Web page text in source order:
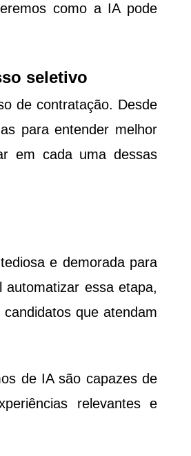
como a IA pode
seletivo
de contratação. Desde
para entender melhor
em cada uma dessas
e demorada para
essa etapa,
que atendam
de IA são capazes de
relevantes e